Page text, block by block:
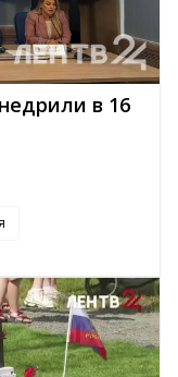
в 16